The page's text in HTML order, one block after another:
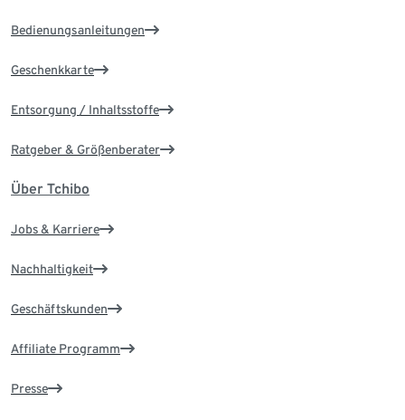
Bedienungsanleitungen
Geschenkkarte
Entsorgung / Inhaltsstoffe
Ratgeber & Größenberater
Über Tchibo
Jobs & Karriere
Nachhaltigkeit
Geschäftskunden
Affiliate Programm
Presse